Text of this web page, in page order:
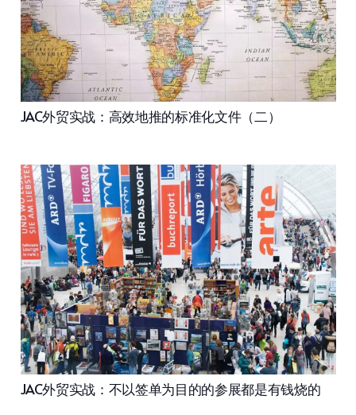
JAC外贸实战：高效地推的标准化文件（二）
JAC外贸实战：不以签单为目的的参展都是有钱烧的